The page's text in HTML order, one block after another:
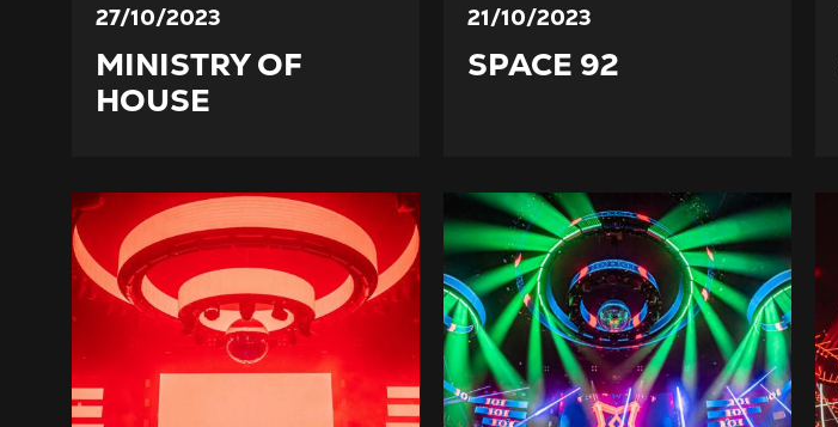
27/10/2023
MINISTRY OF
HOUSE
21/10/2023
SPACE 92